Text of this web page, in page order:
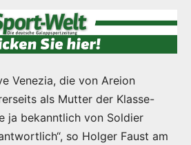
Venezia, die von Areion
als Mutter der Klasse-
ja bekanntlich von Soldier
so Holger Faust am